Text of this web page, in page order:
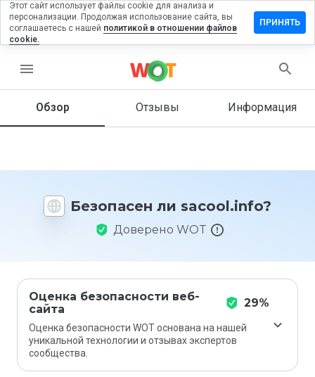
menu
Обзор Отзывы Информация
Безопасен ли sacool.info?
Доверено WOT
Оценка безопасности веб-
сайта
29%
Оценка безопасности WOT основана на нашей
уникальной технологии и отзывах экспертов
сообщества.
на
Как бы
этот
1 до 5?
Этот сайт использует файлы cookie для анализа и
персонализации. Продолжая использование сайта, вы
соглашаетесь с нашей политикой в отношении файлов
cookie.
ПРИНЯТЬ